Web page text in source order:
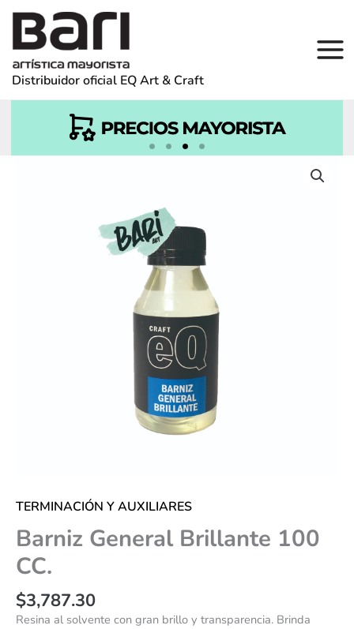
contenido
Distribuidor oficial EQ Art & Craft
TERMINACIÓN Y AUXILIARES
Barniz General Brillante 100
CC.
$3,787.30
Resina al solvente con gran brillo y transparencia. Brinda